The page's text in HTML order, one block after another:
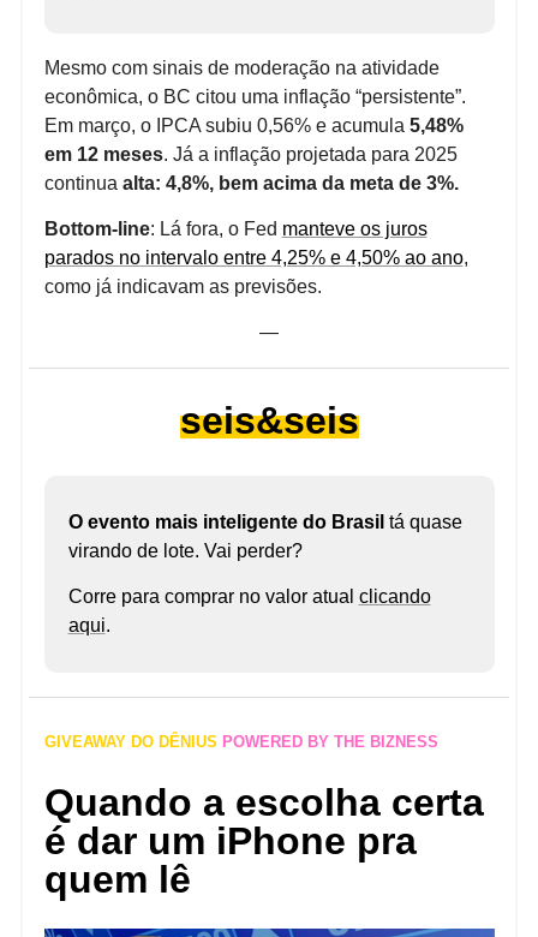
Mesmo com sinais de moderação na atividade
econômica, o BC citou uma inflação “persistente”.
Em março, o IPCA subiu 0,56% e acumula 5,48%
em 12 meses. Já a inflação projetada para 2025
continua alta: 4,8%, bem acima da meta de 3%.
Bottom-line: Lá fora, o Fed manteve os juros
parados no intervalo entre 4,25% e 4,50% ao ano,
como já indicavam as previsões.
—
seis&seis
O evento mais inteligente do Brasil tá quase
virando de lote. Vai perder?
Corre para comprar no valor atual clicando
aqui.
GIVEAWAY DO DÊNIUS POWERED BY THE BIZNESS
Quando a escolha certa
é dar um iPhone pra
quem lê